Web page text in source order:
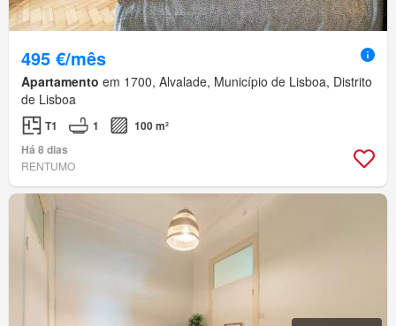
495 €/mês
Apartamento em 1700, Alvalade, Município de Lisboa, Distrito
de Lisboa
T1 1
100 m²
Há 8 dias
RENTUMO